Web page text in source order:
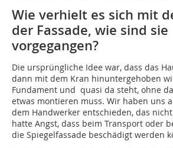
Wie verhielt es sich mit
der Fassade, wie sind sie
vorgegangen?
Die ursprüngliche Idee war, dass das
dann mit dem Kran hinuntergehoben
Fundament und quasi da steht, ohne
etwas montieren muss. Wir haben uns
dem Handwerker entschieden, das
hatte Angst, dass beim Transport oder
die Spiegelfassade beschädigt werden